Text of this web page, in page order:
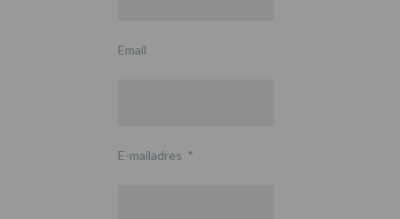
Email
E-mailadres *